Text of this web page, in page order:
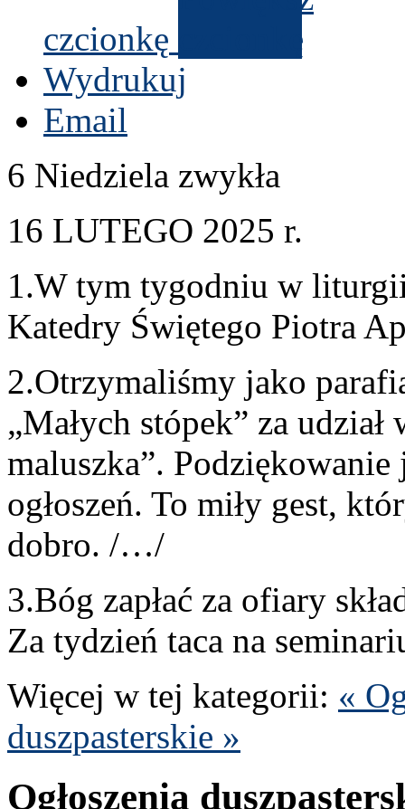
czcionkę
Wydrukuj
Email
6 Niedziela zwykła
16 LUTEGO 2025 r.
1.W tym tygod­niu w
Kat­edry Świętego Pio­tra
2.Otrzymaliśmy jako
„Małych stópek” za
maluszka”.
ogłoszeń. To miły gest,
dobro. /…/
3.Bóg zapłać za ofi­ary
Za tydzień taca na
Więcej w tej kat­e­gorii: «
dusz­paster­skie »
Ogłoszenia